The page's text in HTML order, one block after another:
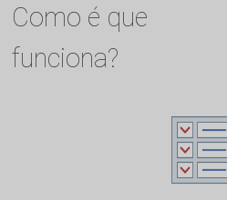
Como é que
funciona?